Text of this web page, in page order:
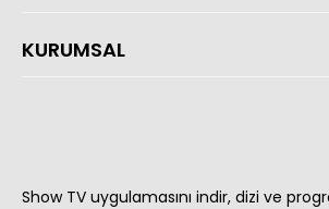
KURUMSAL
Show TV uygulamasını indir, dizi ve